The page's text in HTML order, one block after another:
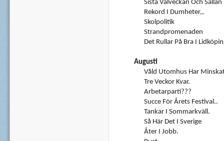
Sista Valveckan Och
Rekord I Dumheter,,
Skolpolitik
Strandpromenaden
Det Rullar På Bra I
Augusti
Våld Utomhus Har
Tre Veckor Kvar.
Arbetarparti???
Succe För Årets Festival..
Tankar I Sommarkväll.
Så Här Det I Sverige
Åter I Jobb.